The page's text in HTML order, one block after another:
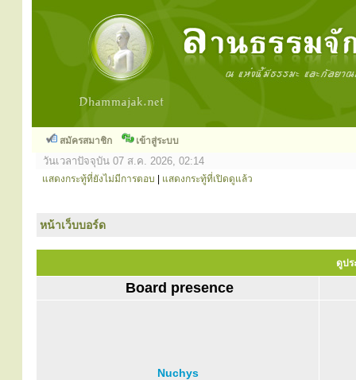
สมัครสมาชิก เข้าสู่ระบบ
วันเวลาปัจจุบัน 07 ส.ค. 2026, 02:14
แสดงกระทู้ที่ยังไม่มีการตอบ แสดงกระทู้ที่เปิดดูแล้ว
หน้าเว็บบอร์ด
ดูปร
Board presence
Nuchys